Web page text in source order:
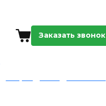
Заказать звонок